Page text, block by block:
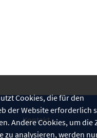
Cookies, die für den
der Website erforderlich
Andere Cookies, um die
zu analysieren, werden
Kontakt